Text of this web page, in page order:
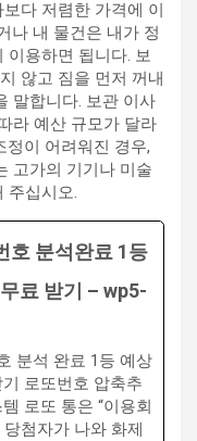
다 저렴한 가격에 이
나 내 물건은 내가 정
이용하면 됩니다. 보
않고 짐을 먼저 꺼내
말합니다. 보관 이사
라 예산 규모가 달라
정이 어려워진 경우,
고가의 기기나 미술
십시오.
호 분석완료 1등
료 받기 – wp5-
분석 완료 1등 예상
로또번호 압축추
로또 통은 “이용회
당첨자가 나와 화제